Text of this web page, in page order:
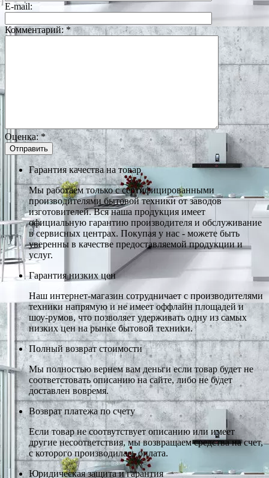
E-mail:
Комментарий: *
Оценка:*
Гарантия качества на товар
Мы работаем только с сертифицированными
производителями бытовой техники от заводов
изготовителей. Вся наша продукция имеет
официальную гарантию производителя и обслуживание
в сервисных центрах. Покупая у нас - можете быть
уверенны в качестве предоставляемой продукции и
услуг.
Гарантия низких цен
Наш интернет-магазин сотрудничает с производителями
техники напрямую и не имеет оффлайн площадей и
шоу-румов, что позволяет удерживать одну из самых
низких цен на рынке бытовой техники.
Полный возврат стоимости
Мы полностью вернем вам деньги если товар будет не
соответстовать описанию на сайте, либо не будет
доставлен вовремя.
Возврат платежа по счету
Если товар не соотвутствует описанию или имеет
другие несоответствия, мы возвращаем средства на счет,
с которого производилась оплата.
Юридическая защита и гарантия